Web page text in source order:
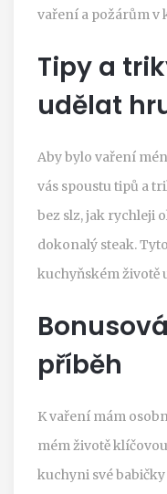
vaření a požárům v
Tipy a
udělat
Aby bylo vaření
vás spoustu tipů a
bez slz, jak rychleji
dokonalý steak.
kuchyňském životě
příběh
K vaření mám
mém životě
kuchyni své